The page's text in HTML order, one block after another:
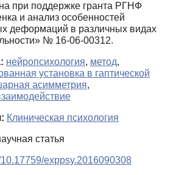
при поддержке гранта РГНФ
и анализ особенностей
деформаций в различных видах
№ 16-06-00312.
нейропсихология, метод,
установка в гаптической
асимметрия,
Клиническая психология
статья
exppsy.2016090308